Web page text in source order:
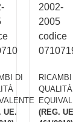
DI
UE.
2002-
2005
codice
RICAMBI
QUALITÀ
(REG.